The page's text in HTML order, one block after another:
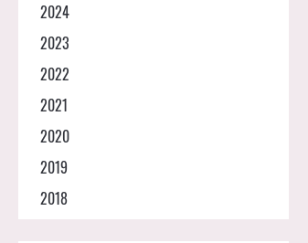
2024
2023
2022
2021
2020
2019
2018